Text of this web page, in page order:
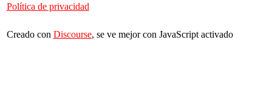
Política de privacidad
Creado con Discourse, se ve mejor con JavaScript activado